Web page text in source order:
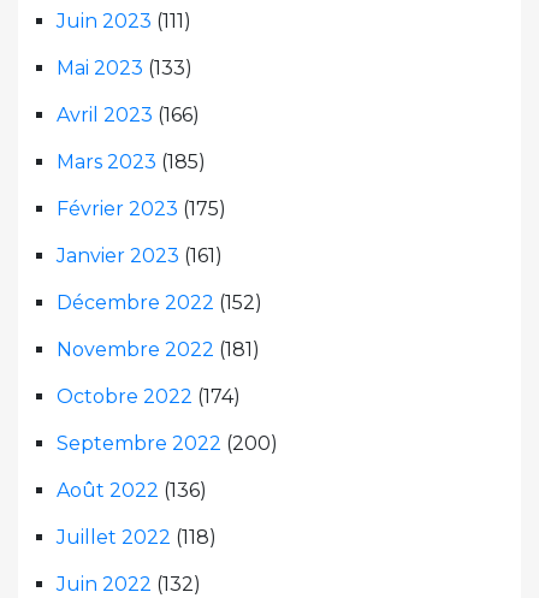
Juin 2023 (111)
Mai 2023 (133)
Avril 2023 (166)
Mars 2023 (185)
Février 2023 (175)
Janvier 2023 (161)
Décembre 2022 (152)
Novembre 2022 (181)
Octobre 2022 (174)
Septembre 2022 (200)
Août 2022 (136)
Juillet 2022 (118)
Juin 2022 (132)